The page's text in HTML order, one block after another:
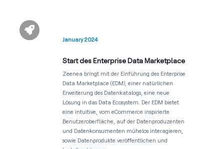
January 2024
Start des Enterprise Data Marketplace
Zeenea bringt mit der Einführung des Enterprise
Data Marketplace (EDM), einer natürlichen
Erweiterung des Datenkatalogs, eine neue
Lösung in das Data Ecosystem. Der EDM bietet
eine intuitive, vom eCommerce inspirierte
Benutzeroberfläche, auf der Datenproduzenten
und Datenkonsumenten mühelos interagieren,
sowie Datenprodukte veröffentlichen und
